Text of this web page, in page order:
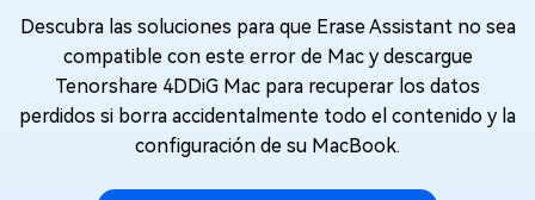
Descubra las soluciones para que Erase Assistant no sea
compatible con este error de Mac y descargue
Tenorshare 4DDiG Mac para recuperar los datos
perdidos si borra accidentalmente todo el contenido y la
configuración de su MacBook.